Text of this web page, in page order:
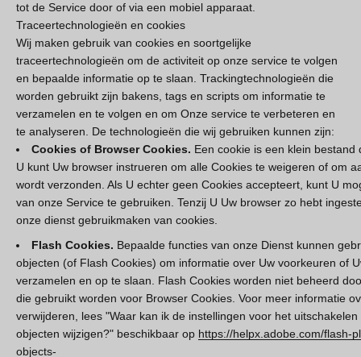
tot de Service door of via een mobiel apparaat.
Traceertechnologieën en cookies
Wij maken gebruik van cookies en soortgelijke
traceertechnologieën om de activiteit op onze service te volgen
en bepaalde informatie op te slaan. Trackingtechnologieën die
worden gebruikt zijn bakens, tags en scripts om informatie te
verzamelen en te volgen en om Onze service te verbeteren en
te analyseren. De technologieën die wij gebruiken kunnen zijn:
Cookies of Browser Cookies. Een cookie is een klein
U kunt Uw browser instrueren om alle Cookies te weigeren of om
wordt verzonden. Als U echter geen Cookies accepteert, kunt U
van onze Service te gebruiken. Tenzij U Uw browser zo hebt
onze dienst gebruikmaken van cookies.
Flash Cookies. Bepaalde functies van onze Dienst kunnen
objecten (of Flash Cookies) om informatie over Uw voorkeuren of
verzamelen en op te slaan. Flash Cookies worden niet beheerd
die gebruikt worden voor Browser Cookies. Voor meer informatie
verwijderen, lees "Waar kan ik de instellingen voor het
objecten wijzigen?" beschikbaar op https://helpx.adobe.com/flash-
objects-